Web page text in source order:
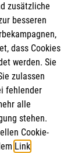
zusätzliche
besseren
dass Cookies
werden. Sie
zulassen
fehlender
alle
stehen.
Cookie-
Link.